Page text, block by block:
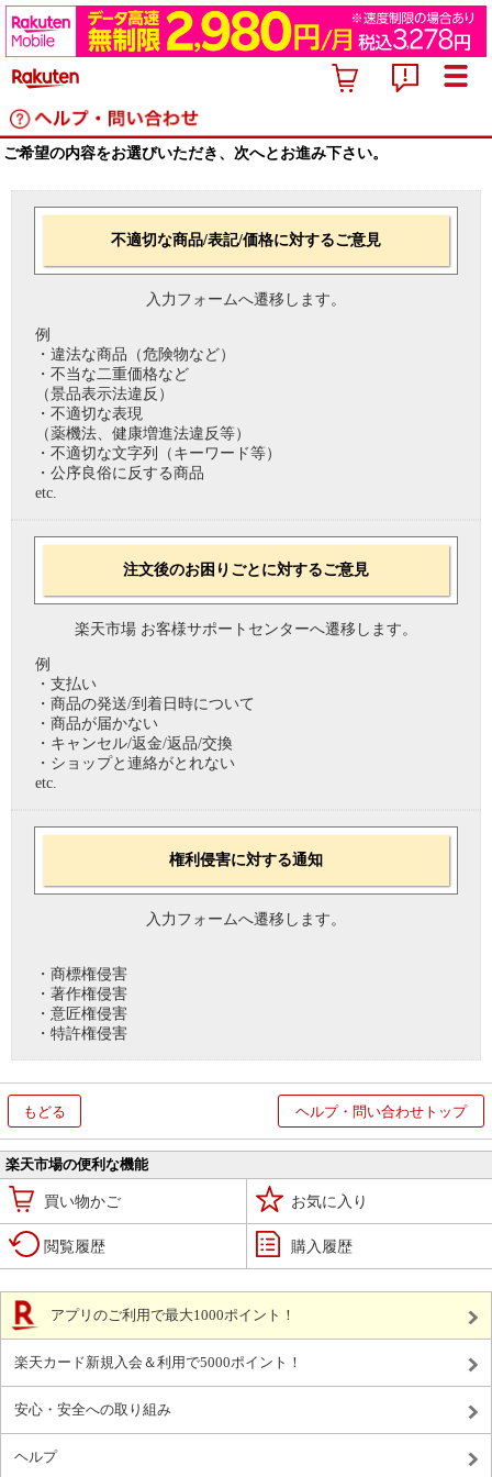
ご希望の内容をお選びいただき、次へとお進み下さい。
不適切な商品/表記/価格に対するご意見
入力フォームへ遷移します。
例
・違法な商品（危険物など）
・不当な二重価格など
（景品表示法違反）
・不適切な表現
（薬機法、健康増進法違反等）
・不適切な文字列（キーワード等）
・公序良俗に反する商品
etc.
注文後のお困りごとに対するご意見
楽天市場 お客様サポートセンターへ遷移します。
例
・支払い
・商品の発送/到着日時について
・商品が届かない
・キャンセル/返金/返品/交換
・ショップと連絡がとれない
etc.
権利侵害に対する通知
入力フォームへ遷移します。
・商標権侵害
・著作権侵害
・意匠権侵害
・特許権侵害
もどる ヘルプ・問い合わせトップ
楽天市場の便利な機能
買い物かご お気に入り
閲覧履歴 購入履歴
アプリのご利用で最大1000ポイント！
楽天カード新規入会＆利用で5000ポイント！
安心・安全への取り組み
ヘルプ